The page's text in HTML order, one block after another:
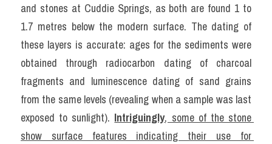
and stones at Cuddie Springs, as both are found 1 to
1.7 metres below the modern surface. The dating of
these layers is accurate: ages for the sediments were
obtained through radiocarbon dating of charcoal
fragments and luminescence dating of sand grains
from the same levels (revealing when a sample was last
exposed to sunlight). Intriguingly, some of the stone
show surface features indicating their use for